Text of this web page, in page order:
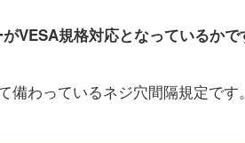
VESA規格対応となっているかで
わっているネジ穴間隔規定です。